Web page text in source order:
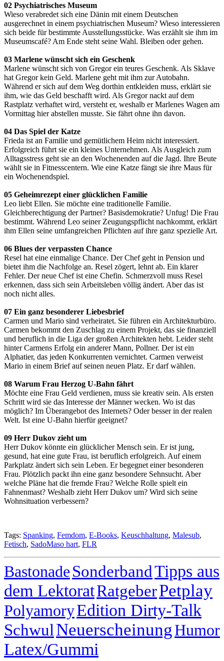
02 Psychiatrisches Museum
Wieso verabredet sich eine Dänin mit einem Deutschen
ausgerechnet in einem psychiatrischen Museum? Wieso interessieren
sich beide für bestimmte Ausstellungsstücke. Was erzählt sie ihm im
Museumscafé? Am Ende steht seine Wahl. Bleiben oder gehen.
03 Marlene wünscht sich ein Geschenk
Marlene wünscht sich von Gregor ein teures Geschenk. Als Sklave
hat Gregor kein Geld. Marlene geht mit ihm zur Autobahn.
Während er sich auf dem Weg dorthin entkleiden muss, erklärt sie
ihm, wie das Geld beschafft wird. Als Gregor nackt auf dem
Rastplatz verhaftet wird, versteht er, weshalb er Marlenes Wagen am
Vormittag hier abstellen musste. Sie fährt ohne ihn davon.
04 Das Spiel der Katze
Frieda ist an Familie und gemütlichem Heim nicht interessiert.
Erfolgreich führt sie ein kleines Unternehmen. Als Ausgleich zum
Alltagsstress geht sie an den Wochenenden auf die Jagd. Ihre Beute
wählt sie in Fitnesscentern. Wie eine Katze fängt sie ihre Maus für
ein Wochenendspiel.
05 Geheimrezept einer glücklichen Familie
Leo liebt Ellen. Sie möchte eine traditionelle Familie.
Gleichberechtigung der Partner? Basisdemokratie? Unfug! Die Frau
bestimmt. Während Leo seiner Zeugungspflicht nachkommt, erklärt
ihm Ellen seine umfangreichen Pflichten auf ihre ganz spezielle Art.
06 Blues der verpassten Chance
Resel hat eine einmalige Chance. Der Chef geht in Pension und
bietet ihm die Nachfolge an. Resel zögert, lehnt ab. Ein klarer
Fehler. Der neue Chef ist eine Chefin. Schmerzvoll muss Resel
erkennen, dass sich sein Arbeitsleben völlig ändert. Aber das ist
noch nicht alles.
07 Ein ganz besonderer Liebesbrief
Carmen und Mario sind verheiratet. Sie führen ein Architekturbüro.
Carmen bekommt den Zuschlag zu einem Projekt, das sie finanziell
und beruflich in die Liga der großen Architekten hebt. Leider steht
hinter Carmens Erfolg ein anderer Mann, Pollner. Der ist ein
Alphatier, das jeden Konkurrenten vernichtet. Carmen verweist
Mario in einem Brief auf seinen neuen Platz. Er darf wählen.
08 Warum Frau Herzog U-Bahn fährt
Möchte eine Frau Geld verdienen, muss sie kreativ sein. Als ersten
Schritt wird sie das Interesse der Männer wecken. Wo ist das
möglich? Im Überangebot des Internets? Oder besser in der realen
Welt. Ist eine U-Bahn hierfür geeignet?
09 Herr Dukov zieht um
Herr Dukov könnte ein glücklicher Mensch sein. Er ist jung,
gesund, hat eine gute Frau, ist beruflich erfolgreich. Auf einem
Parkplatz ändert sich sein Leben. Er begegnet einer besonderen
Frau. Plötzlich packt ihn eine ganz besondere Sehnsucht. Aber
welche Pläne hat die fremde Frau? Welche Rolle spielt ein
Fahnenmast? Weshalb zieht Herr Dukov um? Wird sich seine
Wohnsituation verbessern?
Tags: Spanking, Femdom, E-Books, Keuschhaltung, Malesub,
Fetisch, SadoMaso hart, FLR
BastonadeSonderbandTipps aus
dem LektoratRatgeberPetplay
PolyamoryEdition Dirty-Talk
Schwul NeuerscheinungHumor
Latex/Gummi